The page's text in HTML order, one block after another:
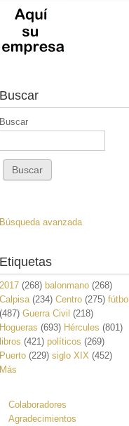
Buscar
Buscar
Búsqueda avanzada
Etiquetas
2017 (268) balonmano (268)
Calpisa (234) Centro (275) fútbol
(487) Guerra Civil (218)
Hogueras (693) Hércules (801)
libros (421) políticos (269)
Puerto (229) siglo XIX (452)
Más
Colaboradores
Agradecimientos